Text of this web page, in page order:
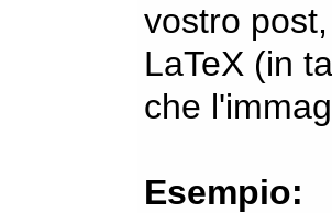
vostro
LaTeX (in
che
Esempio: